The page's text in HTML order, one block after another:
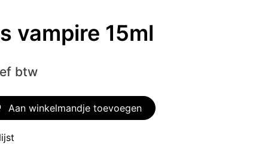
vampire 15ml
btw
Aan winkelmandje toevoegen